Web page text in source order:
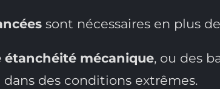
sont nécessaires en plus
étanchéité mécanique, ou des
des conditions extrêmes.